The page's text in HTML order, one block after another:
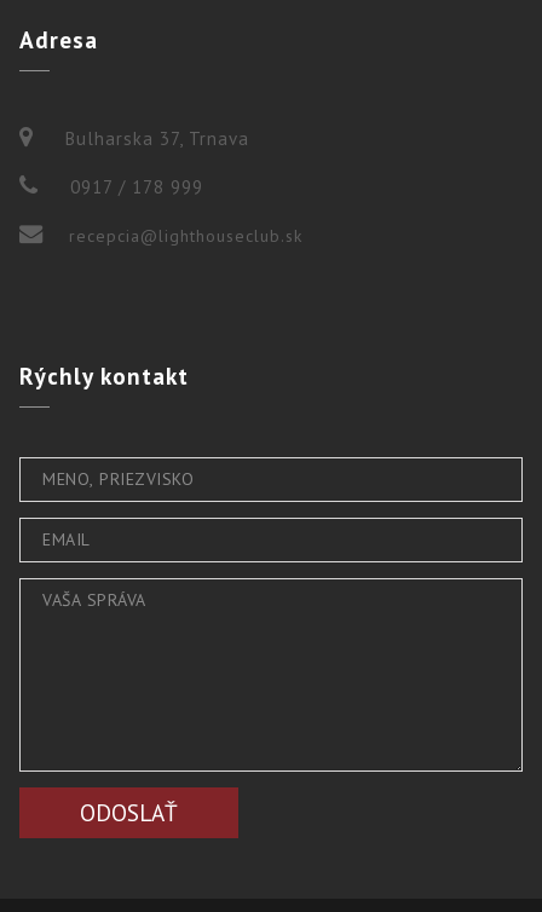
Adresa
Bulharska 37, Trnava
0917 / 178 999
recepcia@lighthouseclub.sk
Rýchlykontakt